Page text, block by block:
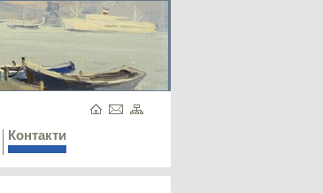
Контакти